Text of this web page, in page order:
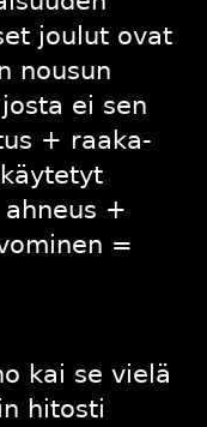
joulut ovat
nousun
ei sen
+ raaka-
+
=
kai se vielä
hitosti